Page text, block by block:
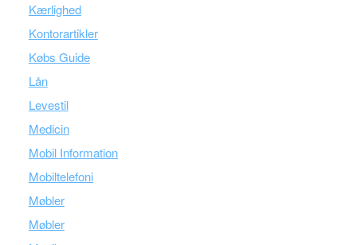
Kærlighed
Kontorartikler
Købs Guide
Lån
Levestil
Medicin
Mobil Information
Mobiltelefoni
Møbler
Møbler